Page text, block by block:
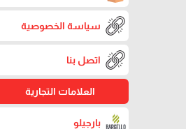
سياسة الخصوصية
اتصل بنا
العلامات التجارية
بارجيلو